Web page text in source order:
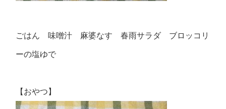
ごはん 味噌汁 麻婆なす 春雨サラダ ブロッコリ
ーの塩ゆで
【おやつ】